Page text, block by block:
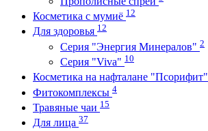
Косметика с мумиё 12
Для здоровья 12
Серия "Энергия Минералов" 2
Серия "Viva" 10
Косметика на нафталане "Псорифит"
Фитокомплексы 4
Травяные чаи 15
Для лица 37